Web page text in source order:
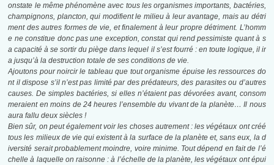
onstate le même phénomène avec tous les organismes importants, bactéries,
champignons, plancton, qui modifient le milieu à leur avantage, mais au détri
ment des autres formes de vie, et finalement à leur propre détriment. L’homm
e ne constitue donc pas une exception, constat qui rend pessimiste quant à s
a capacité à se sortir du piège dans lequel il s’est fourré : en toute logique, il ir
a jusqu’à la destruction totale de ses conditions de vie.
Ajoutons pour noircir le tableau que tout organisme épuise les ressources do
nt il dispose s’il n’est pas limité par des prédateurs, des parasites ou d’autres
causes. De simples bactéries, si elles n’étaient pas dévorées avant, consom
meraient en moins de 24 heures l’ensemble du vivant de la planète… Il nous
aura fallu deux siècles !
Bien sûr, on peut également voir les choses autrement : les végétaux ont créé
tous les milieux de vie qui existent à la surface de la planète et, sans eux, la d
iversité serait probablement moindre, voire minime. Tout dépend en fait de l’é
chelle à laquelle on raisonne : à l’échelle de la planète, les végétaux ont épui